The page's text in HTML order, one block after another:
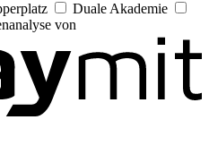
Duale Akademie
von